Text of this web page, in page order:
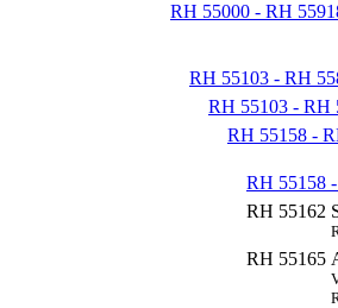
RH 55000 - RH
RH 55103 - RH
RH 55103 - RH
RH 55158 -
RH 55158
RH 55162
RH 55165